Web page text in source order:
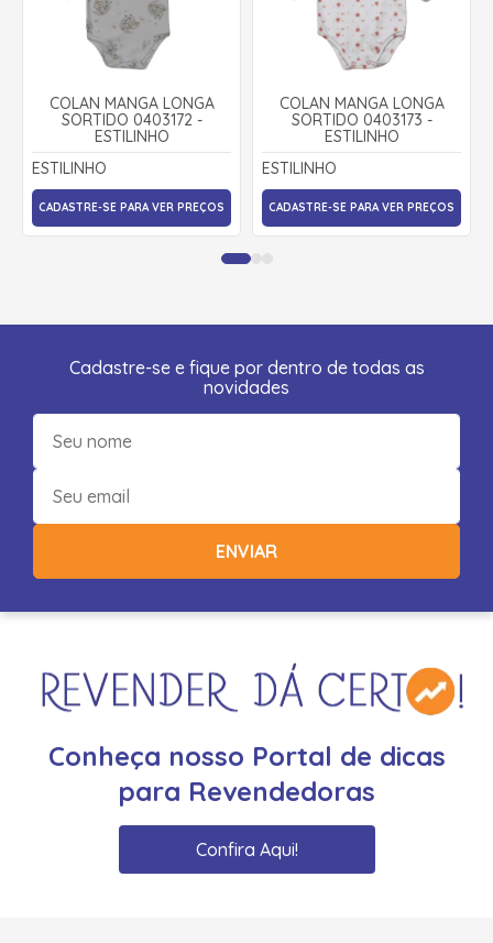
COLAN MANGA LONGA
SORTIDO 0403172 -
ESTILINHO
ESTILINHO
CADASTRE-SE PARA VER PREÇOS
COLAN MANGA LONGA
SORTIDO 0403173 -
ESTILINHO
ESTILINHO
CADASTRE-SE PARA VER PREÇOS
Cadastre-se e fique por dentro de todas as
novidades
ENVIAR
Conheça nosso Portal de dicas
para Revendedoras
Confira Aqui!